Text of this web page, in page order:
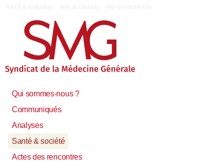
Qui sommes-nous ?
Communiqués
Analyses
Santé & société
Actes des rencontres